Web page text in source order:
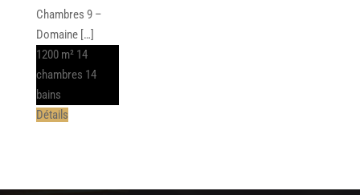
Chambres 9 –
Domaine […]
1200 m² 14
chambres 14
bains
Détails